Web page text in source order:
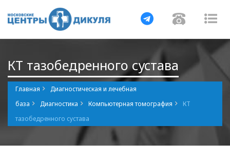
Навигация
КТ тазобедренного сустава
Главная
Диагностическая и лечебная
база
Диагностика Компьютерная томография
КТ
тазобедренного сустава